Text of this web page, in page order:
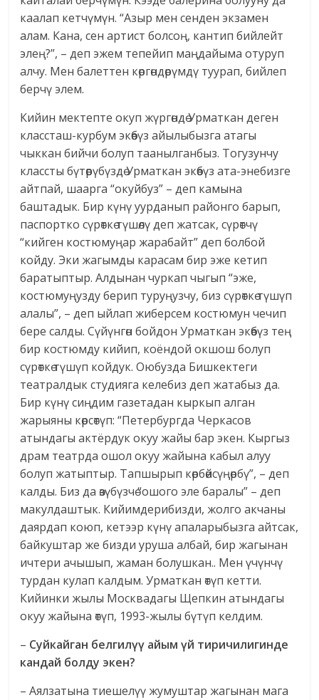
каалап кетчүмүн. “Азыр мен сенден экзамен
алам. Кана, сен артист болсоң, кантип бийлейт
элең?”, – деп эжем тепейип маңдайыма отуруп
алчу. Мен балеттен көргөндөрүмдү туурап, бийлеп
берчү элем.
Кийин мектепте окуп жүргөндө Урматкан деген
классташ-курбум экөөбүз айылыбызга атагы
чыккан бийчи болуп таанылганбыз. Тогузунчу
классты бүтөөрүбүздө Урматкан экөөбүз ата-энебизге
айтпай, шаарга “окуйбуз” – деп камына
баштадык. Бир күнү уурданып районго барып,
паспортко сүрөткө түшөлү деп жатсак, сүрөтчү
“кийген костюмуңар жарабайт” деп болбой
койду. Эки жагымды карасам бир эже кетип
баратыптыр. Алдынан чуркап чыгып “эже,
костюмуңузду берип туруңузчу, биз сүрөткө түшүп
алалы”, – деп ыйлап жиберсем костюмун чечип
бере салды. Сүйүнгөн бойдон Урматкан экөөбүз тең
бир костюмду кийип, коёндой окшош болуп
сүрөткө түшүп койдук. Оюбузда Бишкектеги
театралдык студияга келебиз деп жатабыз да.
Бир күнү сиңдим газетадан кыркып алган
жарыяны көрсөтүп: “Петербургда Черкасов
атындагы актёрдук окуу жайы бар экен. Кыргыз
драм театрда ошол окуу жайына кабыл алуу
болуп жатыптыр. Тапшырып көрбөйсүңөрбү”, – деп
калды. Биз да өзүбүзчө “ошого эле баралы” – деп
макулдаштык. Кийимдерибизди, жолго акчаны
даярдап коюп, кетээр күнү апаларыбызга айтсак,
байкуштар же бизди уруша албай, бир жагынан
ичтери ачышып, жаман болушкан.. Мен үчүнчү
турдан кулап калдым. Урматкан өтүп кетти.
Кийинки жылы Москвадагы Щепкин атындагы
окуу жайына өтүп, 1993-жылы бүтүп келдим.
– Суйкайган белгилүү айым үй тиричилигинде
кандай болду экен?
– Аялзатына тиешелүү жумуштар жагынан мага